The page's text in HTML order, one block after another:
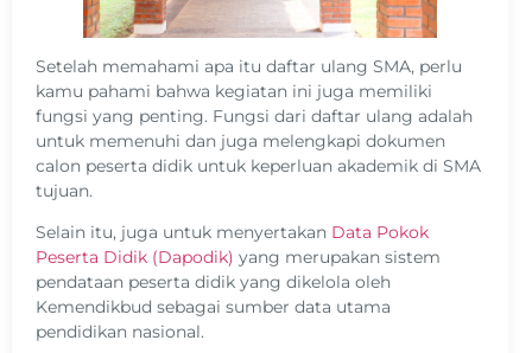
Setelah memahami apa itu daftar ulang SMA, perlu
kamu pahami bahwa kegiatan ini juga memiliki
fungsi yang penting. Fungsi dari daftar ulang adalah
untuk memenuhi dan juga melengkapi dokumen
calon peserta didik untuk keperluan akademik di SMA
tujuan.
Selain itu, juga untuk menyertakan Data Pokok
Peserta Didik (Dapodik) yang merupakan sistem
pendataan peserta didik yang dikelola oleh
Kemendikbud sebagai sumber data utama
pendidikan nasional.